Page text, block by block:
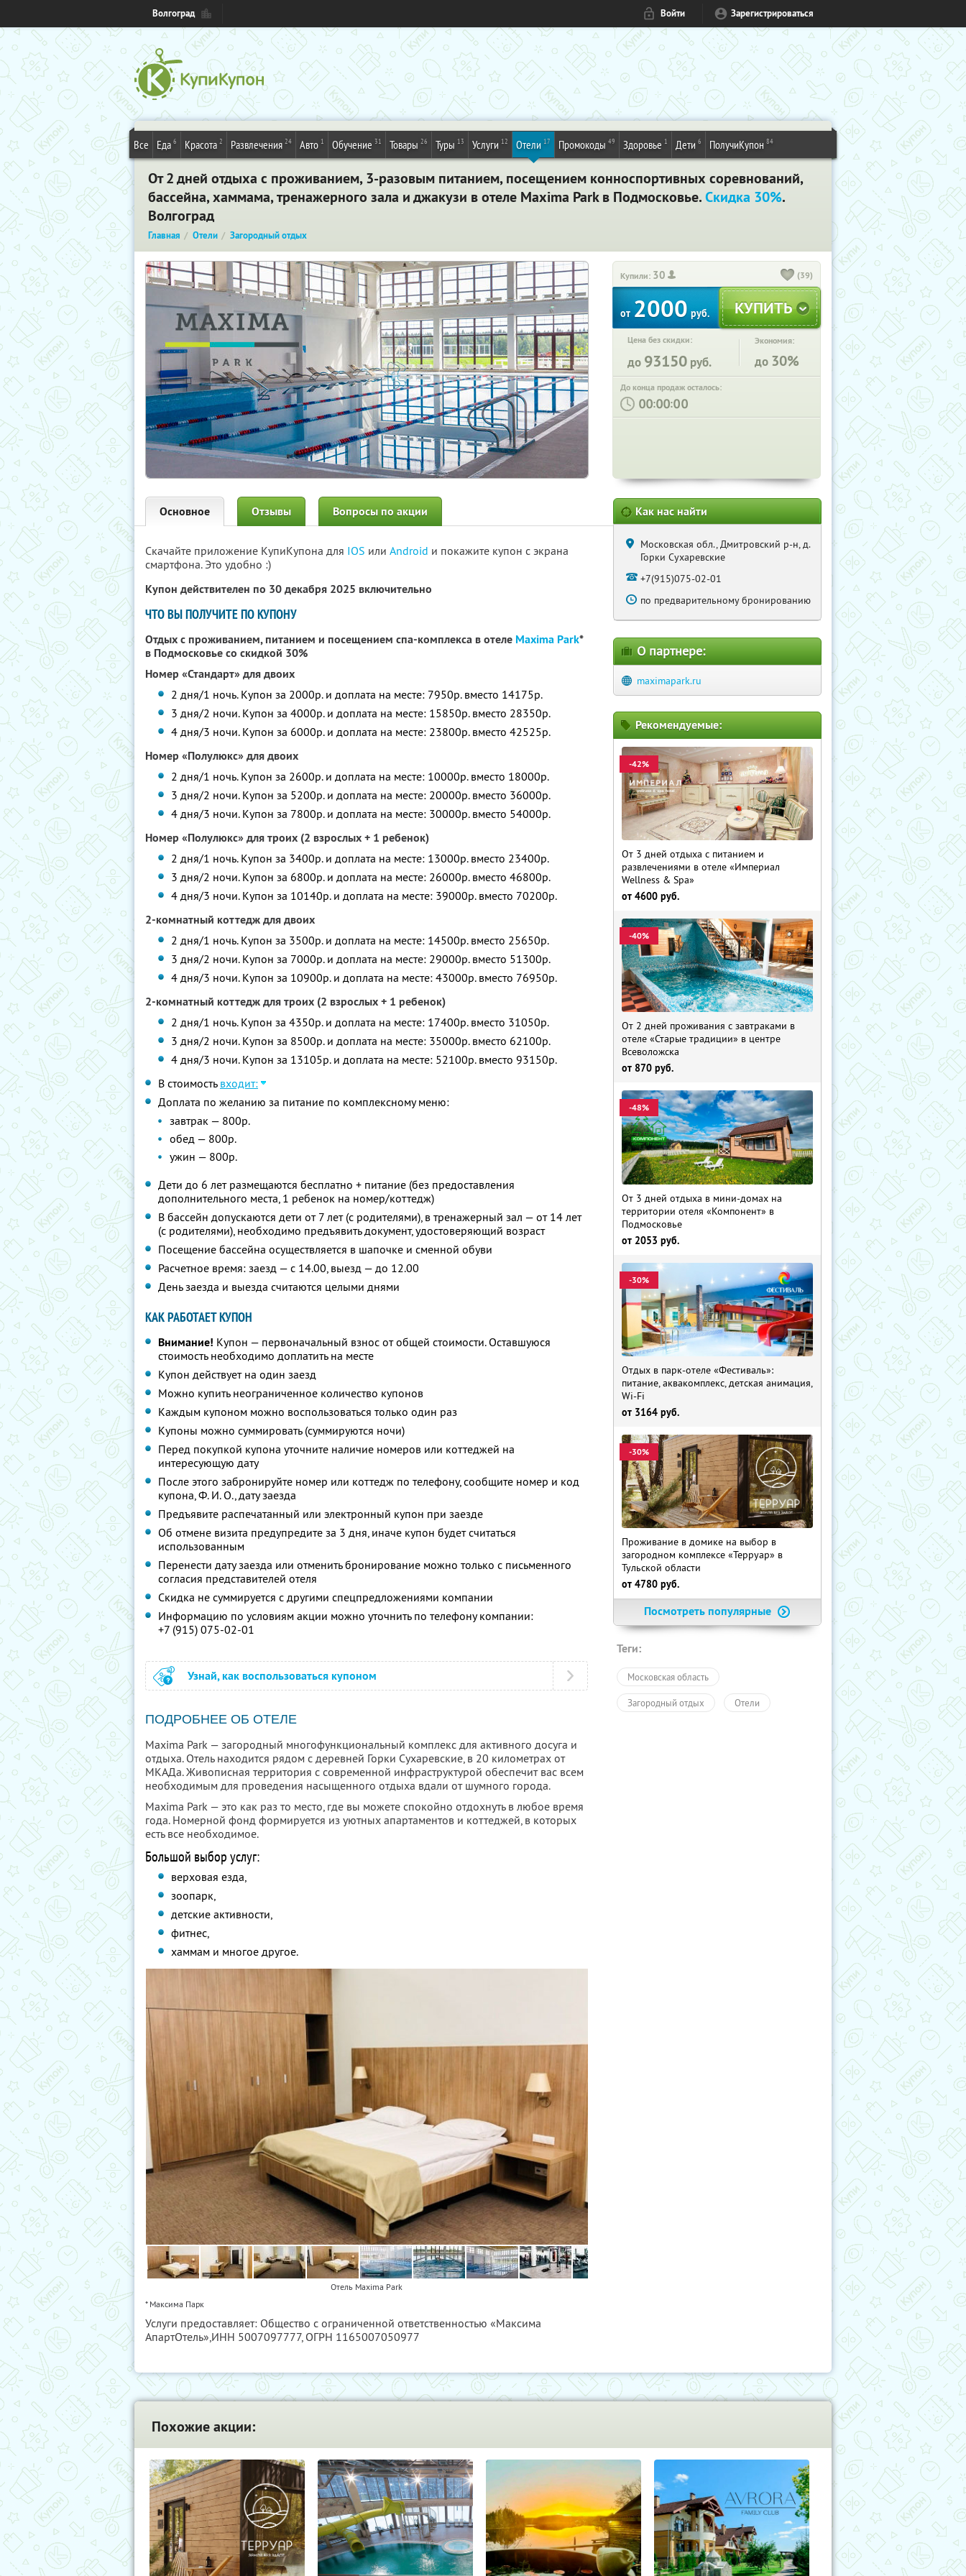
Волгоград Войти Зарегистрироваться
Все Еда 6 Красота 2 Развлечения 24 Авто 1 Обучение 31 Товары 26 Туры 13 Услуги 12 Отели 17 Промокоды 49 Здоровье 1 Дети 6 ПолучиКупон 84
От 2 дней отдыха с проживанием, 3-разовым питанием, посещением конноспортивных соревнований,
бассейна, хаммама, тренажерного зала и джакузи в отеле Maxima Park в Подмосковье.Скидка 30%.
Волгоград
Главная Отели Загородный отдых
Купили: 30 (39)
от 2000 руб.
Цена без скидки:
до 93150 руб.
Экономия:
до 30%
До конца продаж осталось:
: :
Основное Отзывы Вопросы по акции
Скачайте приложение КупиКупона для IOS или Android и покажите купон с экрана
смартфона. Это удобно :)
Купон действителен по 30 декабря 2025 включительно
ЧТО ВЫ ПОЛУЧИТЕ ПО КУПОНУ
Отдых с проживанием, питанием и посещением спа-комплекса в отеле Maxima Park*
в Подмосковье со скидкой 30%
Номер «Стандарт» для двоих
2 дня/1 ночь. Купон за 2000р. и доплата на месте: 7950р. вместо 14175р.
3 дня/2 ночи. Купон за 4000р. и доплата на месте: 15850р. вместо 28350р.
4 дня/3 ночи. Купон за 6000р. и доплата на месте: 23800р. вместо 42525р.
Номер «Полулюкс» для двоих
2 дня/1 ночь. Купон за 2600р. и доплата на месте: 10000р. вместо 18000р.
3 дня/2 ночи. Купон за 5200р. и доплата на месте: 20000р. вместо 36000р.
4 дня/3 ночи. Купон за 7800р. и доплата на месте: 30000р. вместо 54000р.
Номер «Полулюкс» для троих (2 взрослых + 1 ребенок)
2 дня/1 ночь. Купон за 3400р. и доплата на месте: 13000р. вместо 23400р.
3 дня/2 ночи. Купон за 6800р. и доплата на месте: 26000р. вместо 46800р.
4 дня/3 ночи. Купон за 10140р. и доплата на месте: 39000р. вместо 70200р.
2-комнатный коттедж для двоих
2 дня/1 ночь. Купон за 3500р. и доплата на месте: 14500р. вместо 25650р.
3 дня/2 ночи. Купон за 7000р. и доплата на месте: 29000р. вместо 51300р.
4 дня/3 ночи. Купон за 10900р. и доплата на месте: 43000р. вместо 76950р.
2-комнатный коттедж для троих (2 взрослых + 1 ребенок)
2 дня/1 ночь. Купон за 4350р. и доплата на месте: 17400р. вместо 31050р.
3 дня/2 ночи. Купон за 8500р. и доплата на месте: 35000р. вместо 62100р.
4 дня/3 ночи. Купон за 13105р. и доплата на месте: 52100р. вместо 93150р.
В стоимость входит:
Доплата по желанию за питание по комплексному меню:
завтрак — 800р.
обед — 800р.
ужин — 800р.
Дети до 6 лет размещаются бесплатно + питание (без предоставления
дополнительного места, 1 ребенок на номер/коттедж)
В бассейн допускаются дети от 7 лет (с родителями), в тренажерный зал — от 14 лет
(с родителями), необходимо предъявить документ, удостоверяющий возраст
Посещение бассейна осуществляется в шапочке и сменной обуви
Расчетное время: заезд — с 14.00, выезд — до 12.00
День заезда и выезда считаются целыми днями
КАК РАБОТАЕТ КУПОН
Внимание! Купон — первоначальный взнос от общей стоимости. Оставшуюся
стоимость необходимо доплатить на месте
Купон действует на один заезд
Можно купить неограниченное количество купонов
Каждым купоном можно воспользоваться только один раз
Купоны можно суммировать (суммируются ночи)
Перед покупкой купона уточните наличие номеров или коттеджей на
интересующую дату
После этого забронируйте номер или коттедж по телефону, сообщите номер и код
купона,Ф. И. О.,дату заезда
Предъявите распечатанный или электронный купон при заезде
Об отмене визита предупредите за 3 дня, иначе купон будет считаться
использованным
Перенести дату заезда или отменить бронирование можно только с письменного
согласия представителей отеля
Скидка не суммируется с другими спецпредложениями компании
Информацию по условиям акции можно уточнить по телефону компании:
+7 (915) 075-02-01
Узнай, как воспользоваться купоном
ПОДРОБНЕЕ ОБ ОТЕЛЕ
Maxima Park — загородный многофункциональный комплекс для активного досуга и
отдыха. Отель находится рядом с деревней Горки Сухаревские, в 20 километрах от
МКАДа. Живописная территория с современной инфраструктурой обеспечит вас всем
необходимым для проведения насыщенного отдыха вдали от шумного города.
Maxima Park — это как раз то место, где вы можете спокойно отдохнуть в любое время
года. Номерной фонд формируется из уютных апартаментов и коттеджей, в которых
есть все необходимое.
Большой выбор услуг:
верховая езда,
зоопарк,
детские активности,
фитнес,
хаммам и многое другое.
Отель Maxima Park
* Максима Парк
Услуги предоставляет: Общество с ограниченной ответственностью «Максима
АпартОтель»,ИНН 5007097777, ОГРН 1165007050977
Как нас найти
Московская обл., Дмитровский р-н, д.
Горки Сухаревские
+7(915)075-02-01
по предварительному бронированию
О партнере:
maximapark.ru
Рекомендуемые:
-42%
От 3 дней отдыха с питанием и
развлечениями в отеле «Империал
Wellness & Spa»
от 4600 руб.
-40%
От 2 дней проживания с завтраками в
отеле «Старые традиции» в центре
Всеволожска
от 870 руб.
-48%
От 3 дней отдыха в мини-домах на
территории отеля «Компонент» в
Подмосковье
от 2053 руб.
-30%
Отдых в парк-отеле «Фестиваль»:
питание, аквакомплекс, детская анимация,
Wi-Fi
от 3164 руб.
-30%
Проживание в домике на выбор в
загородном комплексе «Терруар» в
Тульской области
от 4780 руб.
Посмотреть популярные
Теги:
Московская область
Загородный отдых Отели
Похожие акции: